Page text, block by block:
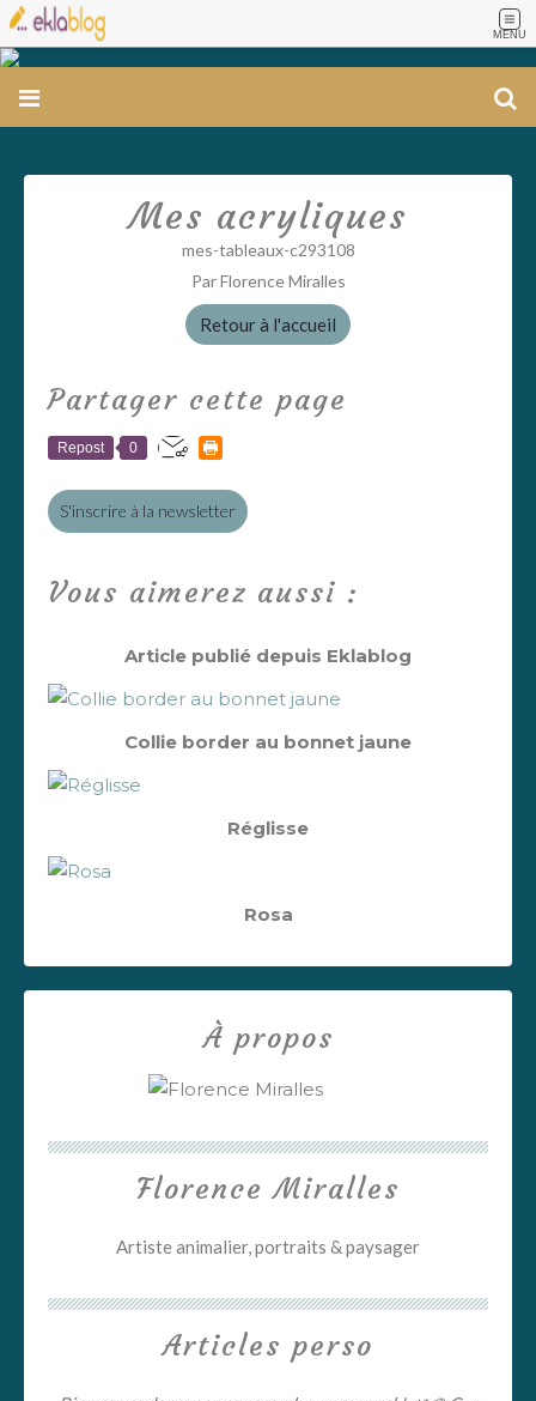
MENU
Mes acryliques
mes-tableaux-c293108
Par Florence Miralles
Retour à l'accueil
Partager cette page
Repost 0
S'inscrire à la newsletter
Vous aimerez aussi :
Article publié depuis Eklablog
Collie border au bonnet jaune
Réglisse
Rosa
Florence Miralles
Artiste animalier, portraits & paysager
À propos
Articles perso